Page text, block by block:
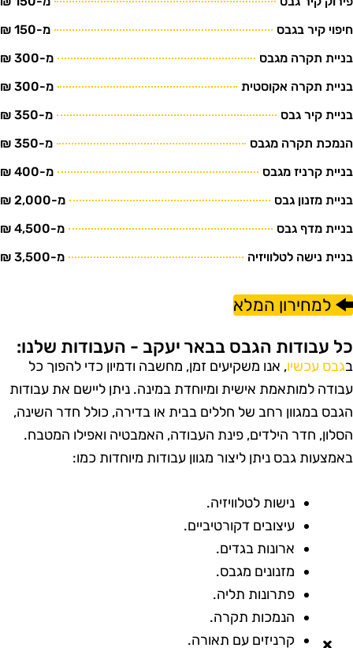
קיר בגבס
מ-150 ₪
תקרה מגבס
מ-300 ₪
תקרה אקוסטית
מ-300 ₪
קיר גבס
מ-350 ₪
תקרה מגבס
מ-350 ₪
קרניז מגבס
מ-400 ₪
מזנון גבס
מ-2,000 ₪
מדף גבס
מ-4,500 ₪
נישה לטלוויזיה
מ-3,500 ₪
למחירון המלא
עבודות הגבס בבאר יעקב - העבודות שלנו:
גבס עכשיו, אנו משקיעים זמן, מחשבה ודמיון כדי להפוך כל
למותאמת אישית ומיוחדת במינה. ניתן ליישם את עבודות
במגוון רחב של חללים בבית או בדירה, כולל חדר השינה,
חדר הילדים, פינת העבודה, האמבטיה ואפילו המטבח.
גבס ניתן ליצור מגוון עבודות מיוחדות כמו:
נישות לטלוויזיה.
עיצובים דקורטיביים.
ארונות בגדים.
מזנונים מגבס.
פתרונות תליה.
הנמכות תקרה.
קרניזים עם תאורה.